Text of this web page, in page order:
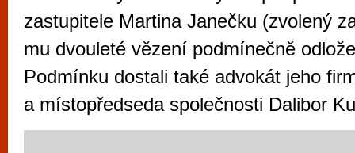
zastupitele Martina Janečku (zvolený
mu dvouleté vězení podmínečně
Podmínku dostali také advokát jeho
a místopředseda společnosti Dalibor
zajímavé
restaurace,
Mimo jiné je ale také místem, kde si
vyzkoušet různé kasinové hry. V
metropoli naleznete širokou nabídku her
po moderní automaty jak pro pravidelné
příležitostné hráče. V...